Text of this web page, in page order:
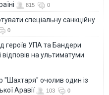
815 0
спеціальну санкційну
0
героїв УПА та Бандери
на ультиматуми
"Шахтаря" очолив один із
Аравії
103 0